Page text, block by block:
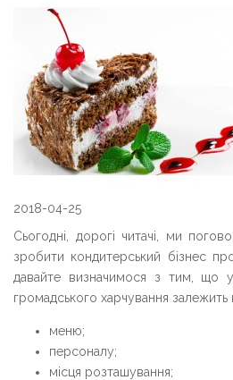
2018-04-25
Сьогодні, дорогі читачі, ми
зробити кондитерський бізнес
давайте визначимося з тим, що
громадського харчування залежить
меню;
персоналу;
місця розташування;